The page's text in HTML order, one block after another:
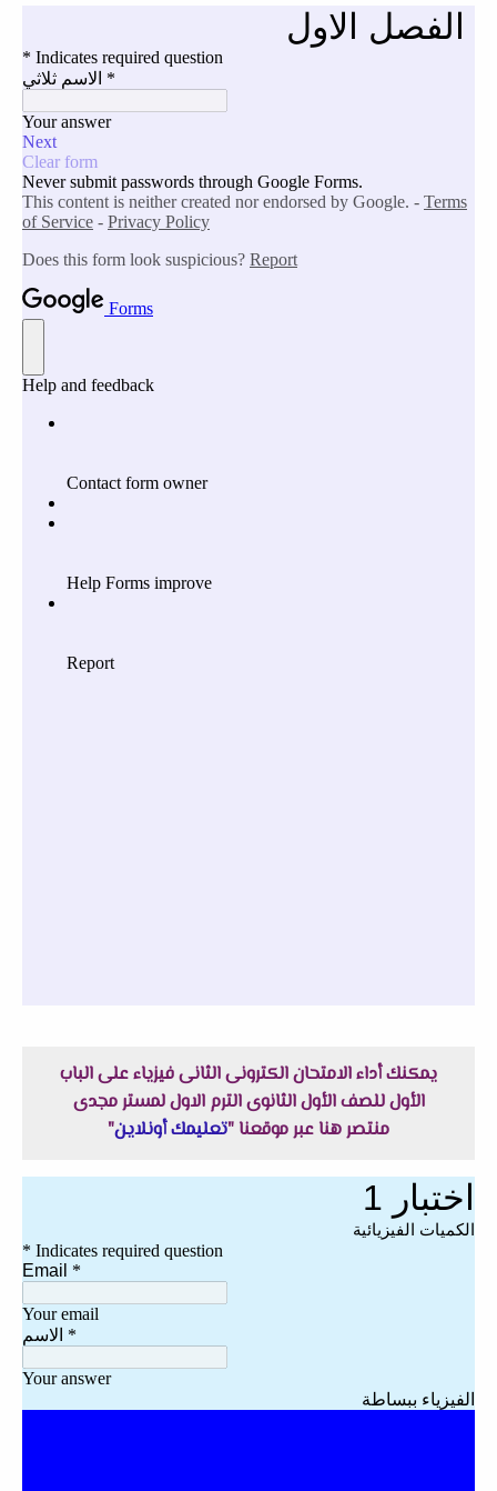
يمكنك أداء الامتحان الكترونى الثانى فيزياء على الباب
الأول للصف الأول الثانوى الترم الاول لمستر مجدى
منتصر هنا عبر موقعنا "تعليمك أونلاين"